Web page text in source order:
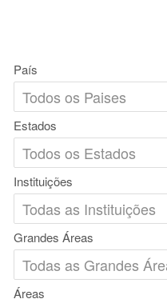
País
Estados
Instituições
Grandes Áreas
Áreas